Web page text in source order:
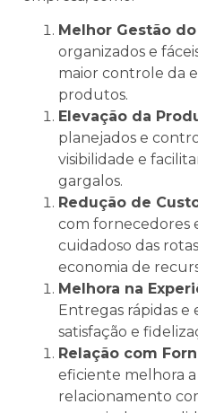
Melhor Gestão
organizados e
maior controle da
produtos.
Elevação da
planejados e
visibilidade e
gargalos.
Redução de
com fornecedores
cuidadoso das
economia de
Melhora na
Entregas rápidas
satisfação e
Relação com
eficiente melhora
relacionamento